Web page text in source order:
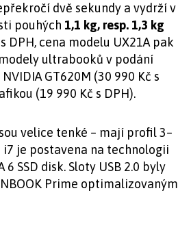
dvě sekundy a vydrží v
pouhých 1,1 kg, resp. 1,3 kg
DPH, cena modelu UX21A pak
ultrabooků v podání
GT620M (30 990 Kč s
(19 990 Kč s DPH).
velice tenké – mají profil 3–
je postavena na technologii
SSD disk. Sloty USB 2.0 byly
Prime optimalizovaným